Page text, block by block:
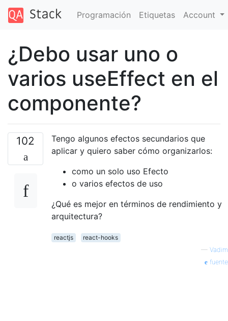
Programación Etiquetas Account
¿Debo usar uno o
varios useEffect en el
componente?
102
Tengo algunos efectos secundarios que
aplicar y quiero saber cómo organizarlos:
como un solo uso Efecto
o varios efectos de uso
¿Qué es mejor en términos de rendimiento y
arquitectura?
reactjs
react-hooks
— Vadim
fuente